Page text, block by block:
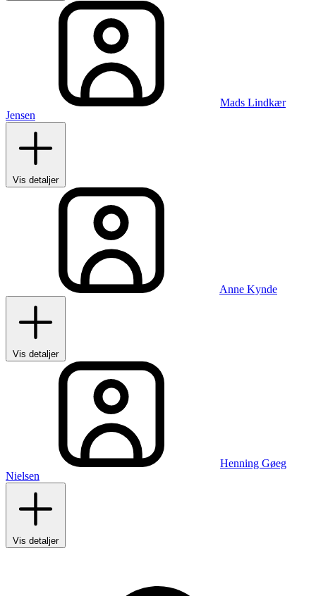
Mads Lindkær
Jensen
Vis detaljer
Anne Kynde
Vis detaljer
Henning Gøeg
Nielsen
Vis detaljer